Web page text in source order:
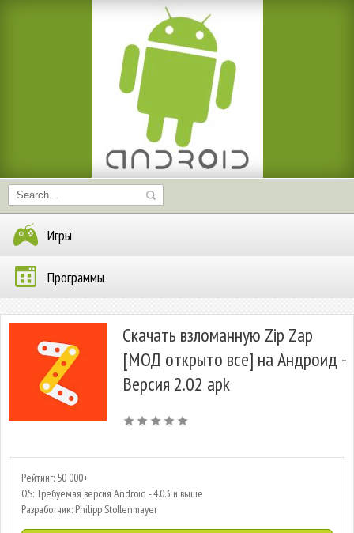
Игры
Программы
Скачать взломанную Zip Zap
[МОД открыто все] на Андроид -
Версия 2.02 apk
Рейтинг: 50 000+
OS: Требуемая версия Android - 4.0.3 и выше
Разработчик: Philipp Stollenmayer